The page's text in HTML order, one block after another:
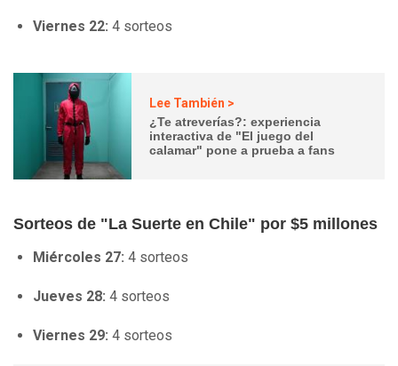
Viernes 22: 4 sorteos
Lee También >
¿Te atreverías?: experiencia
interactiva de "El juego del
calamar" pone a prueba a fans
Sorteos de "La Suerte en Chile" por $5 millones
Miércoles 27: 4 sorteos
Jueves 28: 4 sorteos
Viernes 29: 4 sorteos